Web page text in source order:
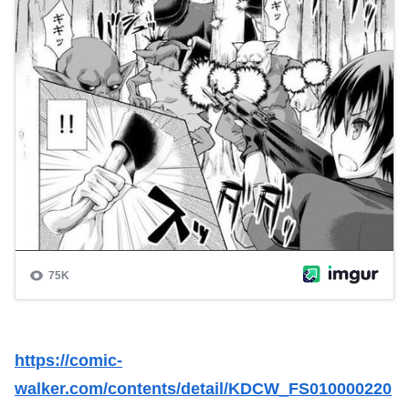
https://comic-
walker.com/contents/detail/KDCW_FS010000220